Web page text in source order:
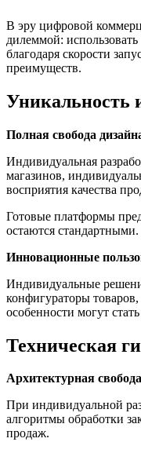
В эру цифровой
дилеммой:
благодаря скорости
преимуществ.
Уникальность
Полная свобода
Индивидуальная
магазинов,
восприятия качества
Готовые платформы
остаются
Инновационные
Индивидуальные
конфигураторы
особенности могут
Техническая
Архитектурная свобода
При индивидуальной
алгоритмы обработки
продаж.